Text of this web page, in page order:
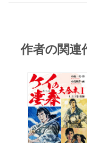
作者の関連